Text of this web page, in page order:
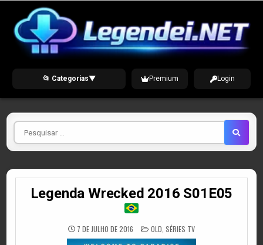
content
📂 Categorias▼ Premium Login
Pesquisar
por
Legenda Wrecked 2016 S01E05
7 DE JULHO DE 2016 POSTED
IN
OLD SÉRIES TV